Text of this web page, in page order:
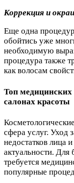
Коррекция и
Еще одна
обойтись уже
необходимую
процедура также
как волосам
Топ медицинских
салонах красоты
сфера услуг. Уход
недостатков лица
актуальности. Для
требуется
популярные